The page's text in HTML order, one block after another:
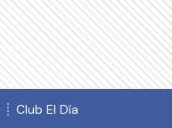
Club El Día